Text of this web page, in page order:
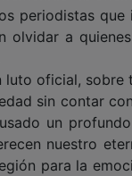
periodistas
a
luto oficial,
sin contar
un
nuestro
para la